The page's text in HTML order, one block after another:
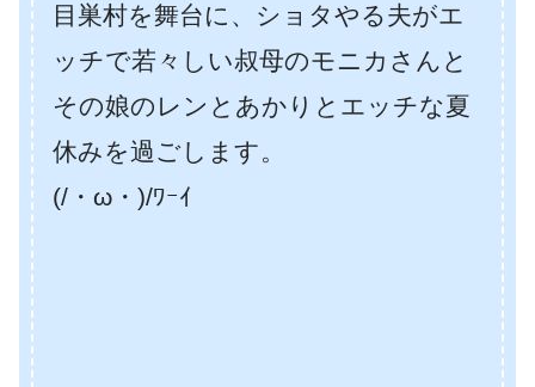
目巣村を舞台に、ショタやる夫がエ
ッチで若々しい叔母のモニカさんと
その娘のレンとあかりとエッチな夏
休みを過ごします。
(/・ω・)/ﾜｰｲ